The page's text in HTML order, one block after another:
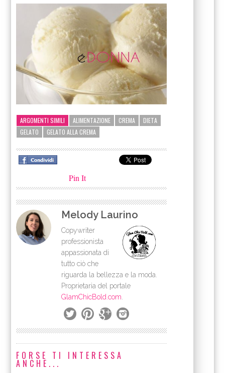
ARGOMENTI SIMILI ALIMENTAZIONE CREMA
DIETA
GELATO
GELATO ALLA CREMA
Pin It
Melody Laurino
Copywriter
professionista
appassionata di
tutto ciò che
riguarda la bellezza e la moda.
Proprietaria del portale
GlamChicBold.com.
FORSE TI INTERESSA
ANCHE...